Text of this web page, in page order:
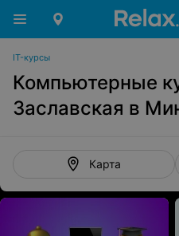
IT-курсы
Компьютерные
Заславская в
Карта